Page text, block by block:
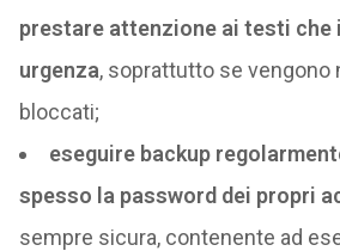
prestare attenzione ai testi che
urgenza, soprattutto se vengono
bloccati;
eseguire backup
spesso la password dei propri
sempre sicura, contenente ad